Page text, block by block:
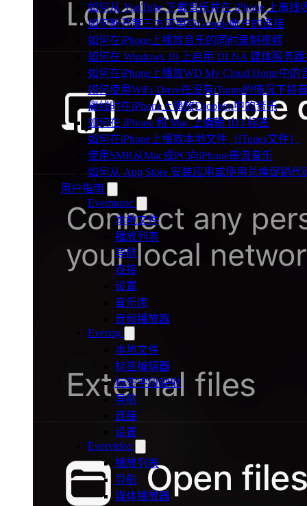
如何从 YouTube 下载音乐并在 iPhone 上离线
如何断开第三方应用与Google帐户的连接
如何在iPhone上播放音乐的同时录制视频
如何在 Windows 10 上启用 DLNA 媒体服务
如何在iPhone上播放WD My Cloud Home中的
如何使用WiFi-Drive在没有iTunes的情况下将
离线时在iPhone上播放Dropbox中的音乐
如何在 iPhone 和 Mac 上编辑 ID3 标签
如何在iPhone上播放本地文件（iTunes文件）
使用SMB从Mac或PC向iPhone串流音乐
如何从 App Store 安装应用或使用兑换促销
用户指南
Evermusic
本地文件
播放列表
导航
连接
设置
音乐库
音频播放器
Evertag
本地文件
标签编辑器
标签字段映射
导航
连接
设置
Evervideo
播放列表
导航
媒体播放器